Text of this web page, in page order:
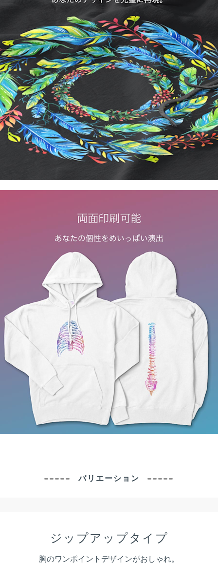
バリエーション
ジップアップタイプ
胸のワンポイントデザインがおしゃれ。